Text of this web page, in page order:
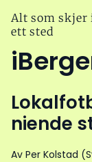
Alt som skjer
ett sted
niende
Av Per Kolstad